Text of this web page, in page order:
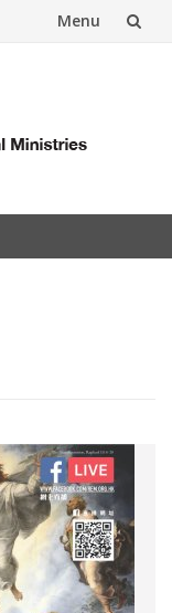
Menu